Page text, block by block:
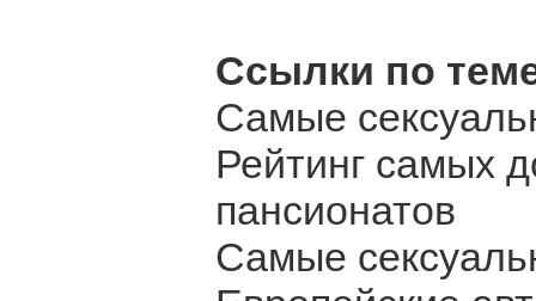
Ссылки по
Самые
Рейтинг самых
пансионатов
Самые